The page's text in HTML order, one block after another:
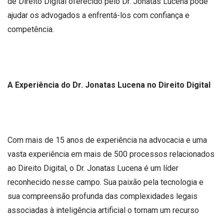
ajudar os advogados a enfrentá-los com confiança e
competência.
A Experiência do Dr. Jonatas Lucena no Direito Digital
Com mais de 15 anos de experiência na advocacia e uma
vasta experiência em mais de 500 processos relacionados
ao Direito Digital, o Dr. Jonatas Lucena é um líder
reconhecido nesse campo. Sua paixão pela tecnologia e
sua compreensão profunda das complexidades legais
associadas à inteligência artificial o tornam um recurso